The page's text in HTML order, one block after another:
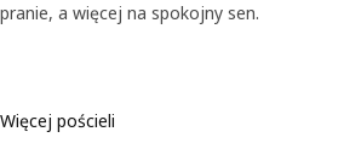
pranie, a więcej na spokojny sen.
Więcej pościeli